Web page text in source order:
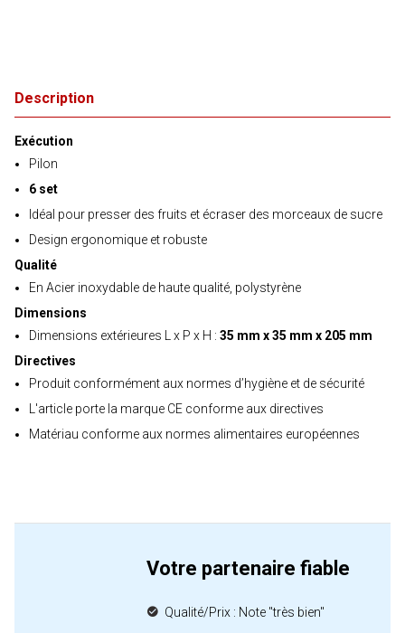
Description
Exécution
Pilon
6 set
Idéal pour presser des fruits et écraser des morceaux de sucre
Design ergonomique et robuste
Qualité
En Acier inoxydable de haute qualité, polystyrène
Dimensions
Dimensions extérieures L x P x H : 35 mm x 35 mm x 205 mm
Directives
Produit conformément aux normes d’hygiène et de sécurité
L'article porte la marque CE conforme aux directives
Matériau conforme aux normes alimentaires européennes
Votre partenaire fiable
Qualité/Prix : Note "très bien"